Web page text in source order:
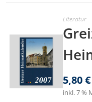
Literatur
5,80€
inkl. 7 %